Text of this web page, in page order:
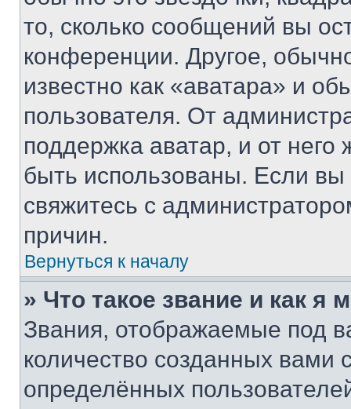
то, сколько сообщений вы
конференции. Другое,
известно как «аватара» и
пользователя. От
поддержка аватар, и от него
быть использованы. Если
свяжитесь с
причин.
Вернуться к началу
» Что такое звание и как я
Звания, отображаемые под
количество созданных
определённых